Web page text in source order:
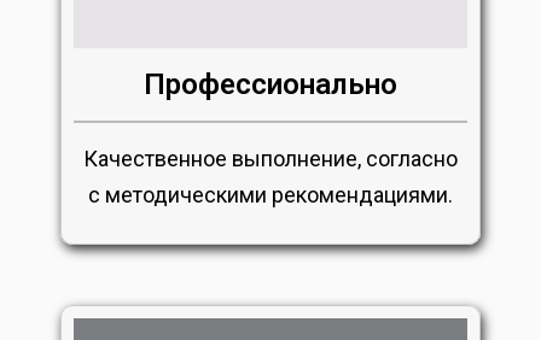
Профессионально
Качественное выполнение, согласно
с методическими рекомендациями.